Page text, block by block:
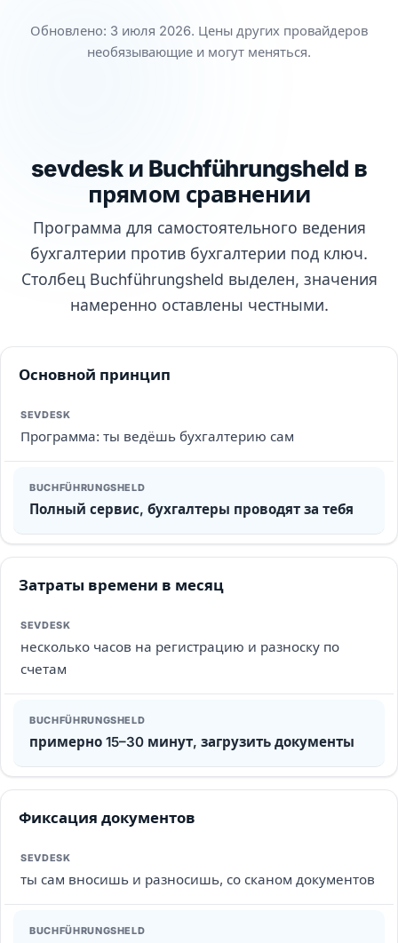
Обновлено: 3 июля 2026. Цены других провайдеров
необязывающие и могут меняться.
sevdesk и Buchführungsheld в
прямом сравнении
Программа для самостоятельного ведения
бухгалтерии против бухгалтерии под ключ.
Столбец Buchführungsheld выделен, значения
намеренно оставлены честными.
Основной принцип
Программа: ты ведёшь бухгалтерию сам
Полный сервис, бухгалтеры проводят за тебя
Затраты времени в месяц
несколько часов на регистрацию и разноску по
счетам
примерно 15–30 минут, загрузить документы
Фиксация документов
ты сам вносишь и разносишь, со сканом документов